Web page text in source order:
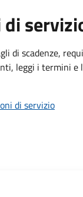
di scadenze,
leggi i termini e
di servizio